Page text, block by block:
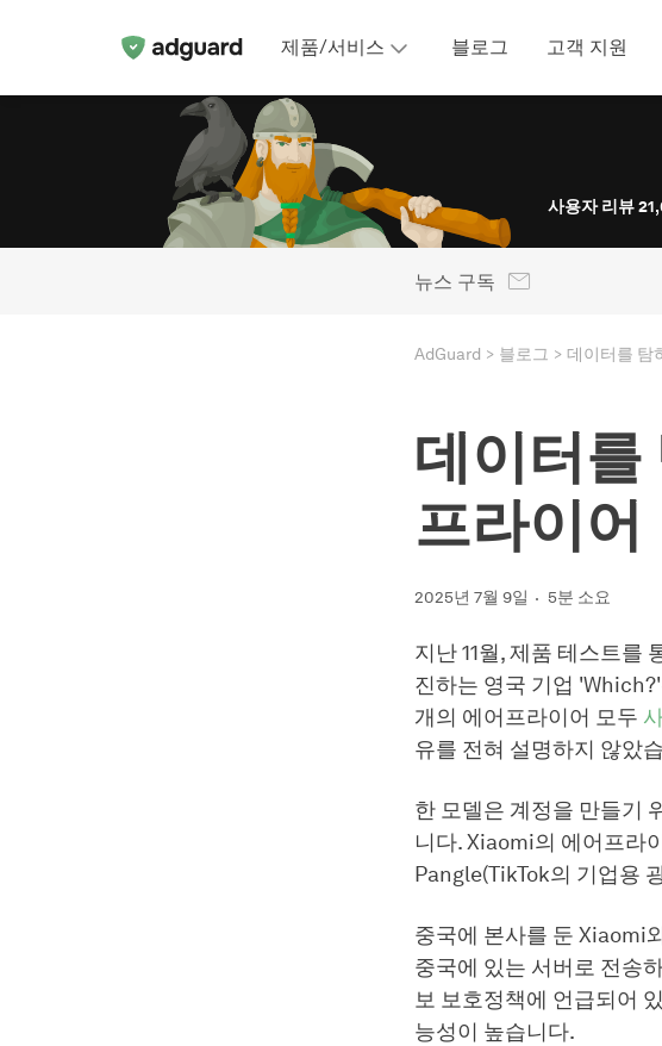
제품/서비스 블로그 고객 지원
사용자 리뷰
뉴스 구독
AdGuard 블로그 데이터를 탐
데이터를
프라이어
2025년 7월 9일 5분 소요
지난 11월, 제품 테스트를
진하는 영국 기업
개의 에어프라이어 모두
유를 전혀 설명하지 않았
한 모델은 계정을 만들기
니다. Xiaomi의 에어프라
Pangle(TikTok의 기업용
중국에 본사를 둔 Xiaomi
중국에 있는 서버로 전송
보 보호정책에 언급되어
능성이 높습니다.